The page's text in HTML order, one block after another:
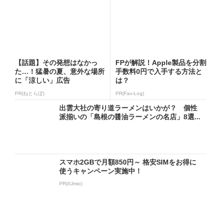
【話題】その発想はなかっ
た…！猛暑の夏、意外な場所
に「涼しい」広告
PR(ねとらぼ)
FPが解説！Apple製品を分割
手数料0円で入手する方法と
は？
PR(Fav-Log)
出雲大社の寄り道ラーメンはいかが？ 個性
派揃いの「島根の醤油ラーメンの名店」8選...
スマホ2GBで月額850円～ 格安SIMをお得に
使うキャンペーン実施中！
PR(IIJmio)